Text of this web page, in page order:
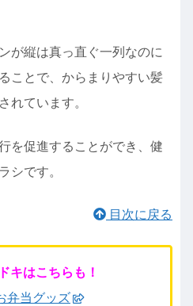
が縦は真っ直ぐ一列なのに
ことで、からまりやすい髪
れています。
を促進することができ、健
シです。
目次に戻る
キはこちらも！
弁当グッズ